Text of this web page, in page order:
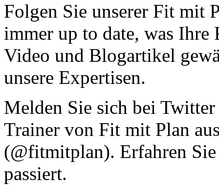
Folgen Sie unserer Fit mit
immer up to date, was Ihre
Video und Blogartikel
unsere Expertisen.
Melden Sie sich bei
Trainer von Fit mit Plan
(@fitmitplan). Erfahren
passiert.